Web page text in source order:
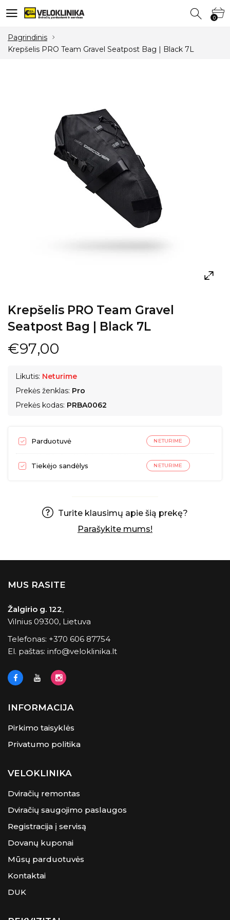
0 0
Pagrindinis
Krepšelis PRO Team Gravel Seatpost Bag | Black 7L
Krepšelis PRO Team Gravel
Seatpost Bag | Black 7L
€97,00
Likutis: Neturime
Prekės ženklas: Pro
Prekės kodas: PRBA0062
Parduotuvė NETURIME
Tiekėjo sandėlys NETURIME
Turite klausimų apie šią prekę?
Parašykite mums!
MUS RASITE
Žalgirio g. 122,
Vilnius 09300, Lietuva
Telefonas: +370 606 87754
El. paštas: info@veloklinika.lt
INFORMACIJA
Pirkimo taisyklės
Privatumo politika
VELOKLINIKA
Dviračių remontas
Dviračių saugojimo paslaugos
Registracija į servisą
Dovanų kuponai
Mūsų parduotuvės
Kontaktai
DUK